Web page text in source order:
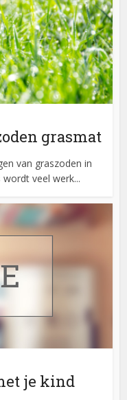
grasmat
van graszoden in
veel werk...
je kind